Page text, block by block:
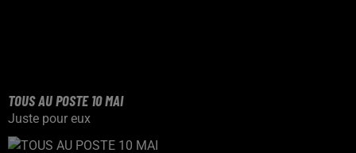
TOUS AU POSTE 10 MAI
Juste pour eux